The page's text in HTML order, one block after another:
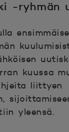
-ryhmän
kuussa
liittyen
yleensä.